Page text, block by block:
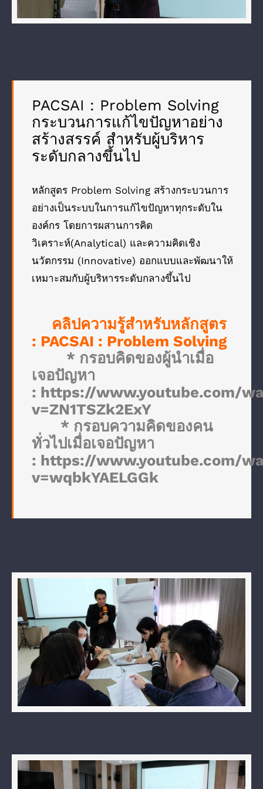
PACSAI : Problem Solving
กระบวนการแก้ไขปัญหาอย่าง
สร้างสรรค์ สำหรับผู้บริหาร
ระดับกลางขึ้นไป
หลักสูตร Problem Solving สร้างกระบวนการ
อย่างเป็นระบบในการแก้ไขปัญหาทุกระดับใน
องค์กร โดยการผสานการคิด
วิเคราะห์(Analytical) และความคิดเชิง
นวัตกรรม (Innovative) ออกแบบและพัฒนาให้
เหมาะสมกับผู้บริหารระดับกลางขึ้นไป
คลิปความรู้สำหรับหลักสูตร
: PACSAI : Problem Solving
* กรอบคิดของผู้นำเมื่อ
เจอปัญหา
: https://www.youtube.com/
v=ZN1TSZk2ExY
* กรอบความคิดของคน
ทั่วไปเมื่อเจอปัญหา
: https://www.youtube.com/
v=wqbkYAELGGk